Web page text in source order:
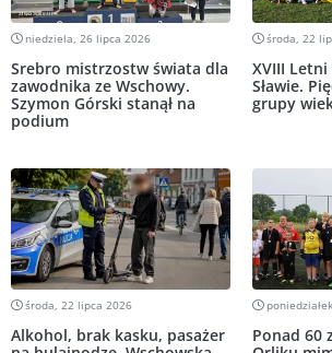
niedziela, 26 lipca 2026
Srebro mistrzostw świata dla
zawodnika ze Wschowy.
Szymon Górski stanął na
podium
środa, 22
XVIII
Sławie.
grupy
środa, 22 lipca 2026
Alkohol, brak kasku, pasażer
Ponad 60